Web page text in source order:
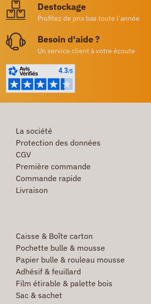
Destockage
Profitez de prix bas toute l’année
Besoin d'aide ?
Un service client à votre écoute
La société
Protection des données
CGV
Première commande
Commande rapide
Livraison
Caisse & Boîte carton
Pochette bulle & mousse
Papier bulle & rouleau mousse
Adhésif & feuillard
Film étirable & palette bois
Sac & sachet